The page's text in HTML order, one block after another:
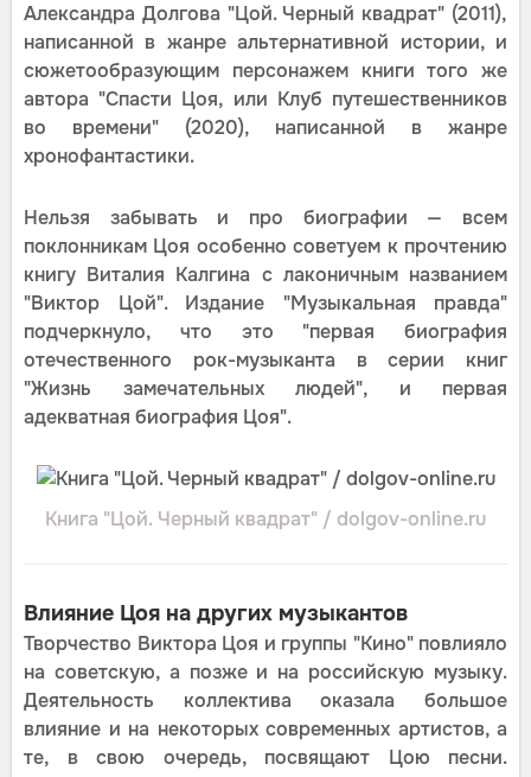
Александра Долгова "Цой. Черный квадрат" (2011),
написанной в жанре альтернативной истории, и
сюжетообразующим персонажем книги того же
автора "Спасти Цоя, или Клуб путешественников
во времени" (2020), написанной в жанре
хронофантастики.
Нельзя забывать и про биографии — всем
поклонникам Цоя особенно советуем к прочтению
книгу Виталия Калгина с лаконичным названием
"Виктор Цой". Издание "Музыкальная правда"
подчеркнуло, что это "первая биография
отечественного рок-музыканта в серии книг
"Жизнь замечательных людей", и первая
адекватная биография Цоя".
Книга "Цой. Черный квадрат" / dolgov-online.ru
Влияние Цоя на других музыкантов
Творчество Виктора Цоя и группы "Кино" повлияло
на советскую, а позже и на российскую музыку.
Деятельность коллектива оказала большое
влияние и на некоторых современных артистов, а
те, в свою очередь, посвящают Цою песни.